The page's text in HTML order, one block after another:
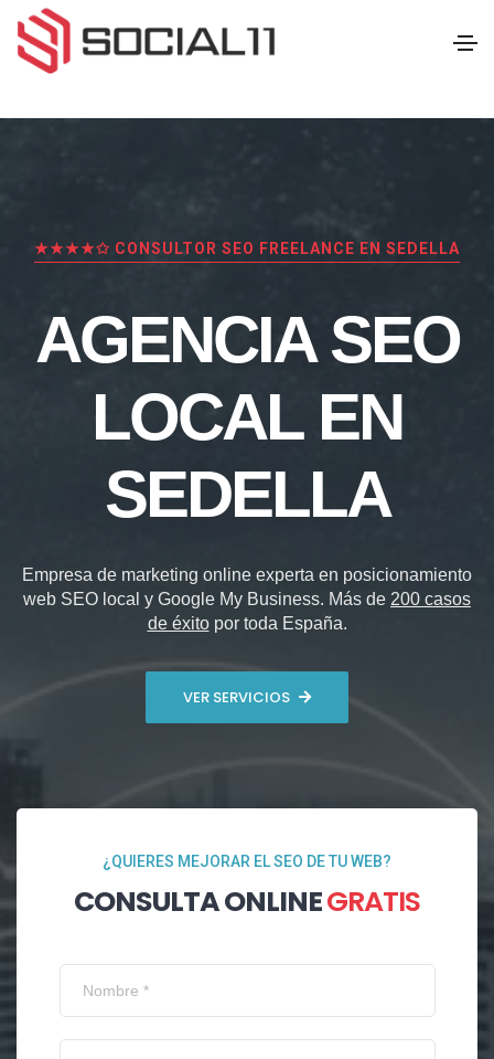
★★★★✩ CONSULTOR SEO FREELANCE EN SEDELLA
AGENCIA SEO
LOCAL EN
SEDELLA
Empresa de marketing online experta en posicionamiento
web SEO local y Google My Business. Más de 200 casos
de éxitopor toda España.
VER SERVICIOS
¿QUIERES MEJORAR EL SEO DE TU WEB?
CONSULTA ONLINEGRATIS